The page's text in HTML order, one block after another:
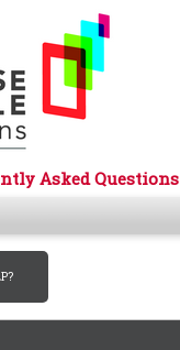
Asked Questions